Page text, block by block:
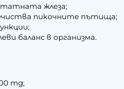
жлеза;
пикочните пътища;
баланс в организма.
mg;